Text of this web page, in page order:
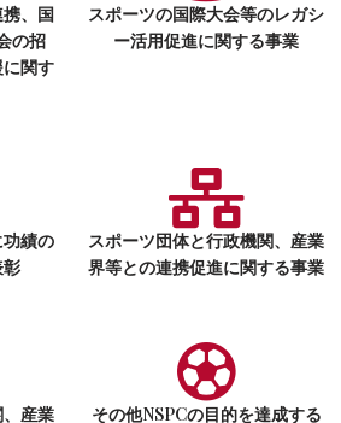
、国
の招
関す
スポーツの国際大会等のレガシ
ー活用促進に関する事業
績の
スポーツ団体と行政機関、産業
界等との連携促進に関する事業
産業
その他NSPCの目的を達成する